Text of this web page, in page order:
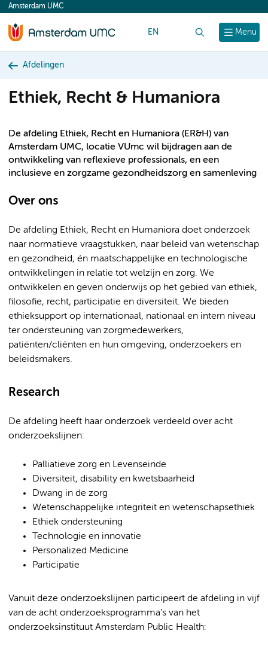
content
Menu
Amsterdam UMC
EN
Afdelingen
Ethiek, Recht & Humaniora
De afdeling Ethiek, Recht en Humaniora (ER&H) van
Amsterdam UMC, locatie VUmc wil bijdragen aan de
ontwikkeling van reflexieve professionals, en een
inclusieve en zorgzame gezondheidszorg en samenleving
Over ons
De afdeling Ethiek, Recht en Humaniora doet onderzoek
naar normatieve vraagstukken, naar beleid van wetenschap
en gezondheid, én maatschappelijke en technologische
ontwikkelingen in relatie tot welzijn en zorg. We
ontwikkelen en geven onderwijs op het gebied van ethiek,
filosofie, recht, participatie en diversiteit. We bieden
ethieksupport op internationaal, nationaal en intern niveau
ter ondersteuning van zorgmedewerkers,
patiënten/cliënten en hun omgeving, onderzoekers en
beleidsmakers.
Research
De afdeling heeft haar onderzoek verdeeld over acht
onderzoekslijnen:
Palliatieve zorg en Levenseinde
Diversiteit, disability en kwetsbaarheid
Dwang in de zorg
Wetenschappelijke integriteit en wetenschapsethiek
Ethiek ondersteuning
Technologie en innovatie
Personalized Medicine
Participatie
Vanuit deze onderzoekslijnen participeert de afdeling in vijf
van de acht onderzoeksprogramma’s van het
onderzoeksinstituut Amsterdam Public Health: